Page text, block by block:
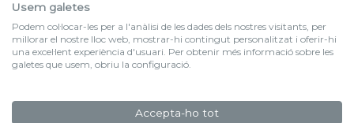
By 100X100NET
f (NEWSLETTER)
Usem galetes
Podem col·locar-les per a l'anàlisi de les dades dels nostres visitants, per
millorar el nostre lloc web, mostrar-hi contingut personalitzat i oferir-hi
una excel·lent experiència d'usuari. Per obtenir més informació sobre les
galetes que usem, obriu la configuració.
Accepta-ho tot